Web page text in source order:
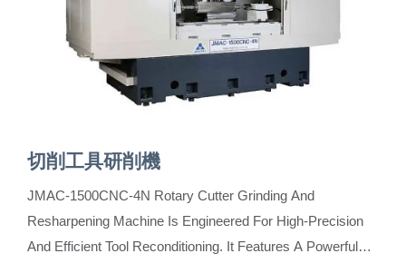
切削工具研削機
JMAC-1500CNC-4N Rotary Cutter Grinding And
Resharpening Machine Is Engineered For High-Precision
And Efficient Tool Reconditioning. It Features A Powerful